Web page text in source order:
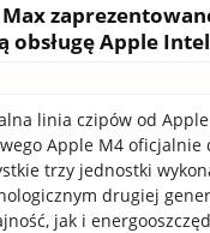
obsługę Apple
linia czipów od
Apple M4 oficjalnie
trzy jednostki
drugiej
jak i